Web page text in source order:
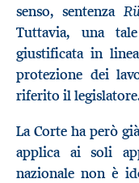
senso, sentenza
Tuttavia, una
giustificata in
protezione dei
riferito il
La Corte ha però
applica ai soli
nazionale non è